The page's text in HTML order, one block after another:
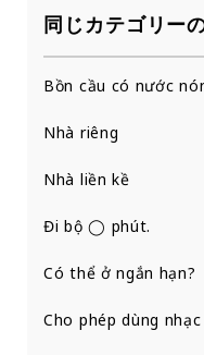
同じカテゴリー
Bồn cầu có nước
Nhà riêng
Nhà liền kề
Đi bộ ◯ phút.
Có thể ở ngắn hạn?
Cho phép dùng nhạc